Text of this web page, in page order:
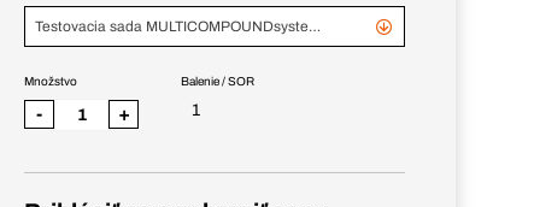
Testovacia sada MULTICOMPOUNDsystem Uni Plus
Balenie / SOR
1
Množstvo
- +